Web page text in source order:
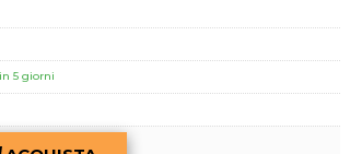
5 giorni